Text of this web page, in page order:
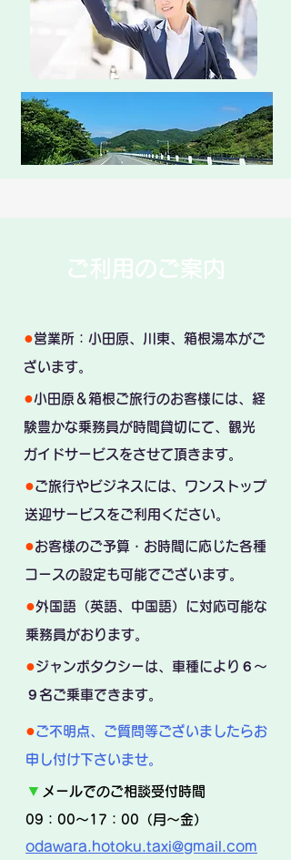
ご利用のご案内
●営業所：小田原、川東、箱根湯本がご
ざいます。
●小田原＆箱根ご旅行のお客様には、経
験豊かな乗務員が時間貸切にて、観光
ガイドサービスをさせて頂きます。
●ご旅行やビジネスには、ワンストップ
送迎サービスをご利用ください。
●お客様のご予算・お時間に応じた各種
コースの設定も可能でございます。
●外国語（英語、中国語）に対応可能な
乗務員がおります。
●ジャンボタクシーは、車種により６～
９名ご乗車できます。
●ご不明点、ご質問等ございましたらお
申し付け下さいませ。
▼ メールでのご相談受付時間
09：00～17：00（月～金）
odawara.hotoku.taxi@gmail.com